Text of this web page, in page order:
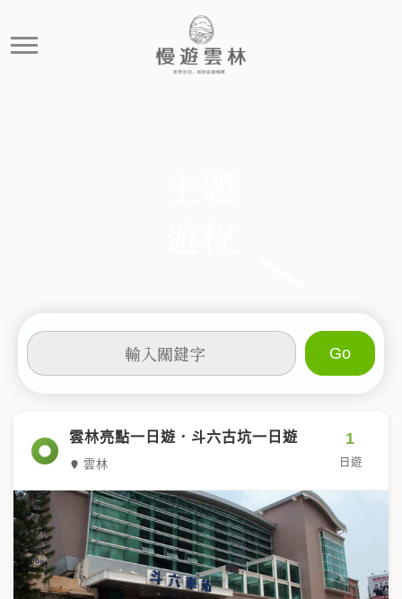
鐵馬悠遊-一騎趣雲林
慢遊雲林，享受生活 就是這麼簡單
輸
入
字
雲林亮點一日遊．斗六古坑一日遊
雲林
1
日遊